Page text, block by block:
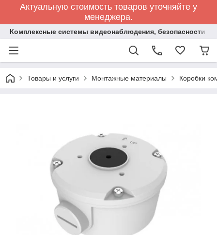
Актуальную стоимость товаров уточняйте у
менеджера.
Комплексные системы видеонаблюдения, безопасности и
Товары и услуги Монтажные материалы Коробки